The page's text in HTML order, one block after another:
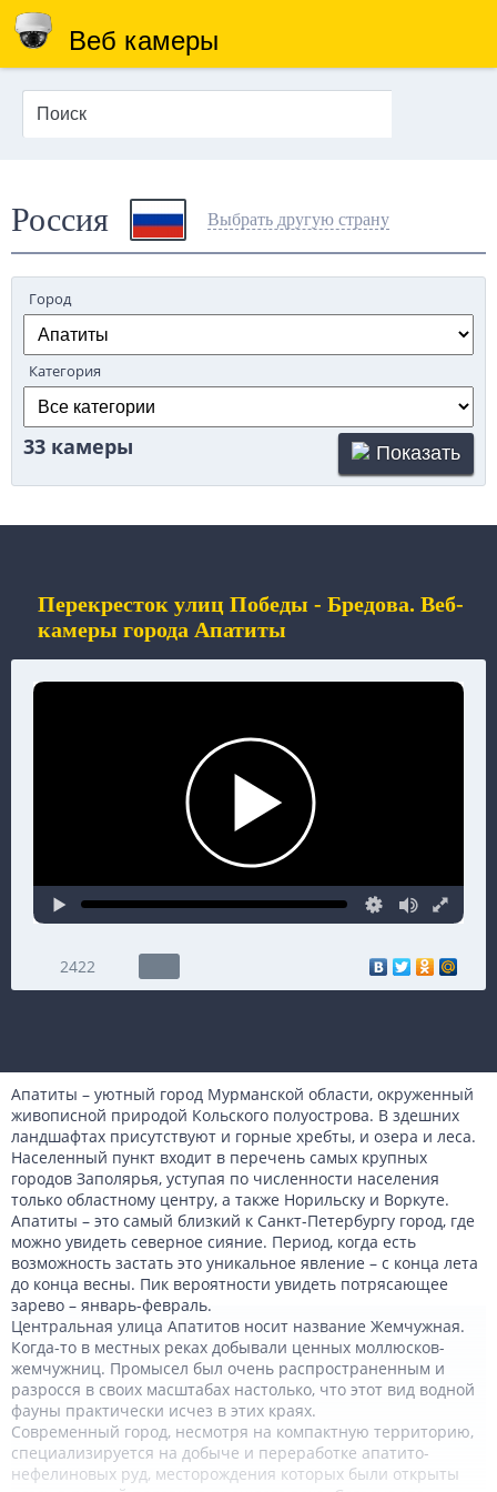
Веб камеры
Россия Выбрать другую страну
Город
Категория
33 камеры Показать
Перекресток улиц Победы - Бредова. Веб-
камеры города Апатиты
2422
Апатиты – уютный город Мурманской области, окруженный
живописной природой Кольского полуострова. В здешних
ландшафтах присутствуют и горные хребты, и озера и леса.
Населенный пункт входит в перечень самых крупных
городов Заполярья, уступая по численности населения
только областному центру, а также Норильску и Воркуте.
Апатиты – это самый близкий к Санкт-Петербургу город, где
можно увидеть северное сияние. Период, когда есть
возможность застать это уникальное явление – с конца лета
до конца весны. Пик вероятности увидеть потрясающее
зарево – январь-февраль.
Центральная улица Апатитов носит название Жемчужная.
Когда-то в местных реках добывали ценных моллюсков-
жемчужниц. Промысел был очень распространенным и
разросся в своих масштабах настолько, что этот вид водной
фауны практически исчез в этих краях.
Современный город, несмотря на компактную территорию,
специализируется на добыче и переработке апатито-
нефелиновых руд, месторождения которых были открыты